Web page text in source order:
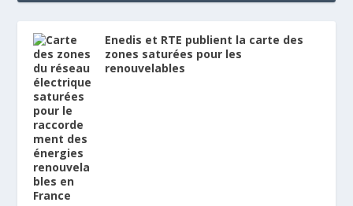
Enedis et RTE publient la carte des
zones saturées pour les
renouvelables